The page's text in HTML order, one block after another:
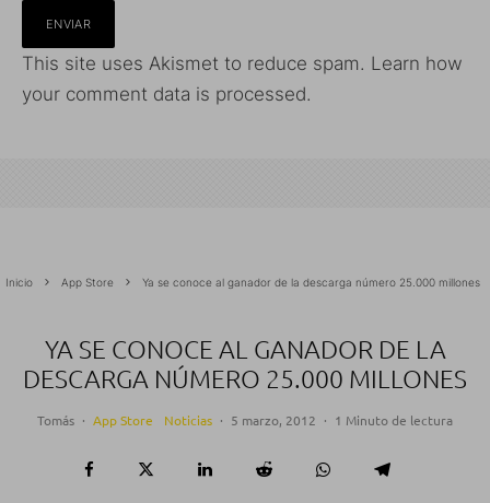
This site uses Akismet to reduce spam. Learn how
your comment data is processed.
Inicio App Store Ya se conoce al ganador de la descarga número 25.000 millones
YA SE CONOCE AL GANADOR DE LA
DESCARGA NÚMERO 25.000 MILLONES
Tomás · App Store Noticias · 5 marzo, 2012 · 1 Minuto de lectura